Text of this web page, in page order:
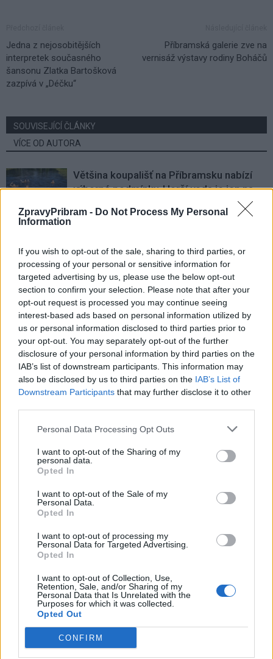
ZpravyPribram - Do Not Process My Personal
Information
If you wish to opt-out of the sale, sharing to third parties, or
processing of your personal or sensitive information for
targeted advertising by us, please use the below opt-out
section to confirm your selection. Please note that after your
opt-out request is processed you may continue seeing
interest-based ads based on personal information utilized by
us or personal information disclosed to third parties prior to
your opt-out. You may separately opt-out of the further
disclosure of your personal information by third parties on the
IAB’s list of downstream participants. This information may
also be disclosed by us to third parties on the IAB’s List of
Downstream Participants that may further disclose it to other
Personal Data Processing Opt Outs
I want to opt-out of the Sharing of my
personal data.
Opted In
I want to opt-out of the Sale of my
Personal Data.
Opted In
I want to opt-out of processing my
Personal Data for Targeted Advertising.
Opted In
I want to opt-out of Collection, Use,
Retention, Sale, and/or Sharing of my
Personal Data that Is Unrelated with the
Purposes for which it was collected.
Opted Out
CONFIRM
Jedna z nejosobitějších
interpretek současného
šansonu Zlatka Bartošková
zazpívá v „Déčku“
Příbramská galerie zve na
vernisáž výstavy rodiny Boháčů
SOUVISEJÍCÍ ČLÁNKY
VÍCE OD AUTORA
Většina koupališť na Příbramsku nabízí
výborné podmínky. Horší voda je jen na
Zpravodajství
Přibudou i tři nové poblíž Svaté Hory
Středočeský kraj upravil pravidla soutěže.
Obce nově získají body i za předcházení
vzniku odpadu
NOVINKY
Obděnice vzpomínaly na filmovou legendu